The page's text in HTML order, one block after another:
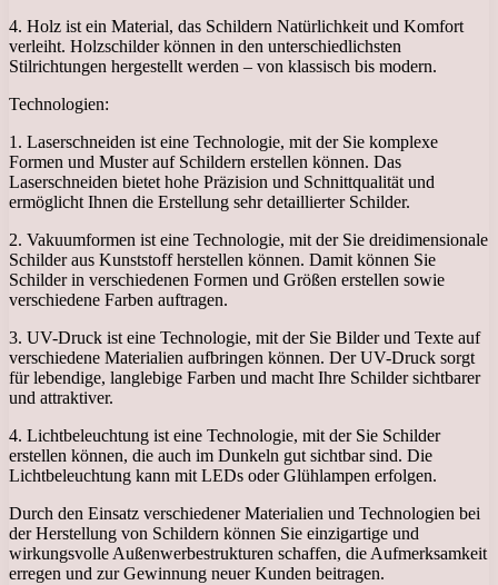
4. Holz ist ein Material, das Schildern Natürlichkeit und Komfort
verleiht. Holzschilder können in den unterschiedlichsten
Stilrichtungen hergestellt werden – von klassisch bis modern.
Technologien:
1. Laserschneiden ist eine Technologie, mit der Sie komplexe
Formen und Muster auf Schildern erstellen können. Das
Laserschneiden bietet hohe Präzision und Schnittqualität und
ermöglicht Ihnen die Erstellung sehr detaillierter Schilder.
2. Vakuumformen ist eine Technologie, mit der Sie dreidimensionale
Schilder aus Kunststoff herstellen können. Damit können Sie
Schilder in verschiedenen Formen und Größen erstellen sowie
verschiedene Farben auftragen.
3. UV-Druck ist eine Technologie, mit der Sie Bilder und Texte auf
verschiedene Materialien aufbringen können. Der UV-Druck sorgt
für lebendige, langlebige Farben und macht Ihre Schilder sichtbarer
und attraktiver.
4. Lichtbeleuchtung ist eine Technologie, mit der Sie Schilder
erstellen können, die auch im Dunkeln gut sichtbar sind. Die
Lichtbeleuchtung kann mit LEDs oder Glühlampen erfolgen.
Durch den Einsatz verschiedener Materialien und Technologien bei
der Herstellung von Schildern können Sie einzigartige und
wirkungsvolle Außenwerbestrukturen schaffen, die Aufmerksamkeit
erregen und zur Gewinnung neuer Kunden beitragen.